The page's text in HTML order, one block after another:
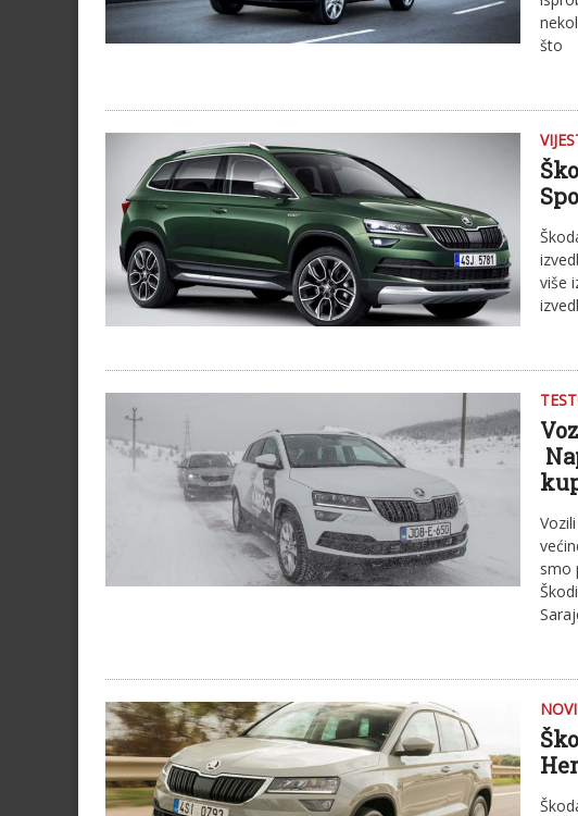
što
više
smo